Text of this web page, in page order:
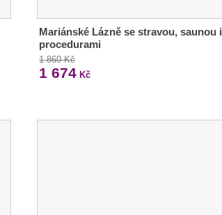
Mariánské Lázně se stravou, saunou i
procedurami
1 860 Kč
1 674 Kč